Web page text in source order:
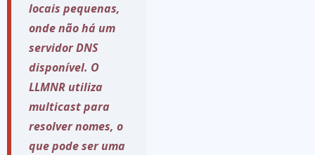
locais pequenas,
onde não há um
servidor DNS
disponível. O
LLMNR utiliza
multicast para
resolver nomes, o
que pode ser uma